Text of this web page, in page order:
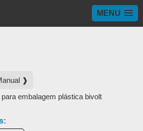
MENU
❱
embalagem plástica bivolt